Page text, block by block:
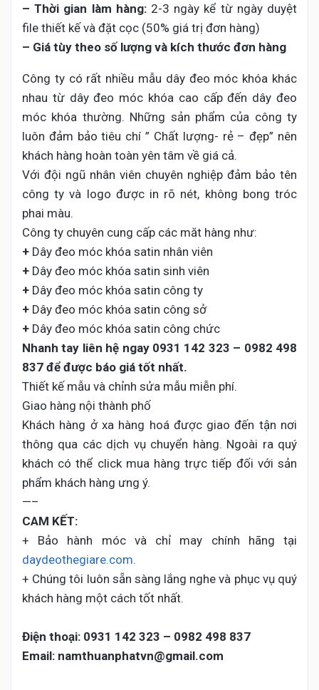
– Thời gian làm hàng:2-3 ngày kể từ ngày duyệt
file thiết kế và đặt cọc (50% giá trị đơn hàng)
– Giá tùy theo số lượng và kích thước đơn hàng
Công ty có rất nhiều mẫu dây đeo móc khóa khác
nhau từ dây đeo móc khóa cao cấp đến dây đeo
móc khóa thường. Những sản phẩm của công ty
luôn đảm bảo tiêu chí ” Chất lượng- rẻ – đẹp” nên
khách hàng hoàn toàn yên tâm về giá cả.
Với đội ngũ nhân viên chuyên nghiệp đảm bảo tên
công ty và logo được in rõ nét, không bong tróc
phai màu.
Công ty chuyên cung cấp các măt hàng như:
+ Dây đeo móc khóa satin nhân viên
+ Dây đeo móc khóa satin sinh viên
+ Dây đeo móc khóa satin công ty
+ Dây đeo móc khóa satin công sở
+ Dây đeo móc khóa satin công chức
Nhanh tay liên hệ ngay 0931 142 323 – 0982 498
837 để được báo giá tốt nhất.
Thiết kế mẫu và chỉnh sửa mẫu miễn phí.
Giao hàng nội thành phố
Khách hàng ở xa hàng hoá được giao đến tận nơi
thông qua các dịch vụ chuyển hàng. Ngoài ra quý
khách có thể click mua hàng trực tiếp đối với sản
phẩm khách hàng ưng ý.
—–
CAM KẾT:
+ Bảo hành móc và chỉ may chính hãng tại
daydeothegiare.com.
+ Chúng tôi luôn sẵn sàng lắng nghe và phục vụ quý
khách hàng một cách tốt nhất.
Điện thoại: 0931 142 323 – 0982 498 837
Email: namthuanphatvn@gmail.com